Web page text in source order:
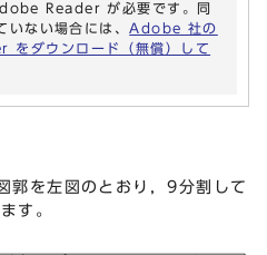
Reader が必要です。同
いない場合には、 Adobe 社の
ダウンロード（無償）して
郭を左図のとおり，9分割して
す。